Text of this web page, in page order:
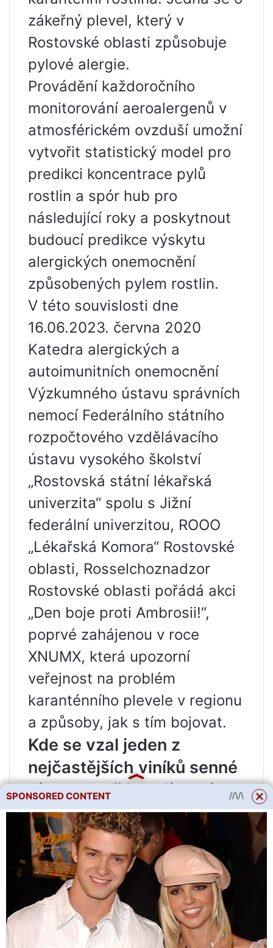
zákeřný plevel, který v
Rostovské oblasti způsobuje
pylové alergie.
Provádění každoročního
monitorování aeroalergenů v
atmosférickém ovzduší umožní
vytvořit statistický model pro
predikci koncentrace pylů
rostlin a spór hub pro
následující roky a poskytnout
budoucí predikce výskytu
alergických onemocnění
způsobených pylem rostlin.
V této souvislosti dne
16.06.2023. června 2020
Katedra alergických a
autoimunitních onemocnění
Výzkumného ústavu správních
nemocí Federálního státního
rozpočtového vzdělávacího
ústavu vysokého školství
„Rostovská státní lékařská
univerzita“ spolu s Jižní
federální univerzitou, ROOO
„Lékařská Komora“ Rostovské
oblasti, Rosselchoznadzor
Rostovské oblasti pořádá akci
„Den boje proti Ambrosii!“,
poprvé zahájenou v roce
XNUMX, která upozorní
veřejnost na problém
karanténního plevele v regionu
a způsoby, jak s tím bojovat.
Kde se vzal jeden z
nejčastějších viníků senné
rýmy a proč je zajímavý?
Touto publikací Kommersant-
Science začíná sérii příběhů o
alergenech. Ve středním Rusku
období květu téměř skončilo, v
jižnějších oblastech stále
pokračuje. Hlavní postavou
sezóny je ambrózie, která
SPONSORED CONTENT